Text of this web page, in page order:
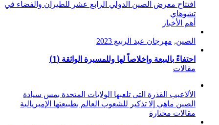
افتتاح معرض الصين الدولي الرابع عشر للطيران والفضاء في
تشوهاي
أهم الأخبار
الصين, مهرجان عيد الربيع 2023
احتفاءً بالبيعة وإخلاصاً لها وللمسيرة الواثقة (1)
مقالات
الألاعيب القذرة التى تلعبها الولايات المتحدة بمس سيادة
الصين ماهي إلا تذكير للشعوب العالم بطبيعتها الإمبريالية
مقالات مختارة